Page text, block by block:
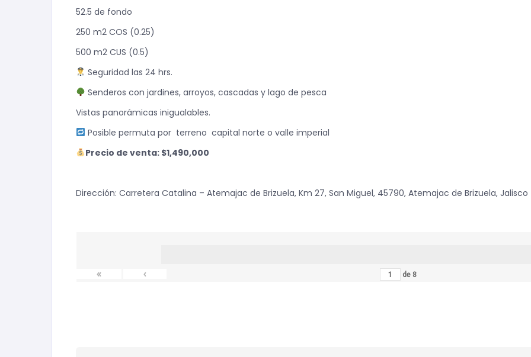
52.5 de fondo
250 m2 COS (0.25)
500 m2 CUS (0.5)
Seguridad las 24 hrs.
Senderos con jardines, arroyos, cascadas y lago de pesca
Vistas panorámicas inigualables.
Posible permuta por terreno capital norte o valle imperial
Precio de venta: $1,490,000
Dirección: Carretera Catalina – Atemajac de Brizuela, Km 27, San Miguel, 45790, Atemajac de Brizuela, Jalisco
« ‹ de 8